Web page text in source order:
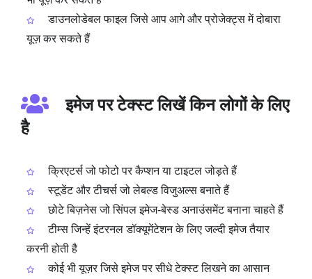
डाउनलोडेबल फाइल जिसे आप आगे और प्रोजेक्ट्स में दोबारा
यूज़ कर सकते हैं
इमेज पर टेक्स्ट लिखें किन लोगों के लिए
है
क्रिएटर्स जो फोटो पर कैप्शन या टाइटल जोड़ते हैं
स्टूडेंट और टीचर्स जो लेबल्ड विजुअल्स बनाते हैं
छोटे बिज़नेस जो सिंपल इमेज‑बेस्ड अनाउंसमेंट बनाना चाहते हैं
टीम्स जिन्हें इंटरनल डॉक्यूमेंटेशन के लिए जल्दी इमेज तैयार
करनी होती है
कोई भी यूज़र जिसे इमेज पर सीधे टेक्स्ट लिखने का आसान